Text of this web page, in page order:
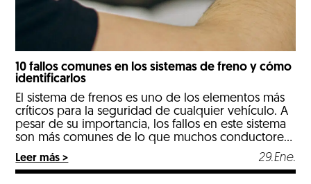
10 fallos comunes en los sistemas de freno y cómo
identificarlos
El sistema de frenos es uno de los elementos más
críticos para la seguridad de cualquier vehículo. A
pesar de su importancia, los fallos en este sistema
son más comunes de lo que muchos conductores
podrían imaginar. Identificar estos problemas a
tiempo puede prevenir accidentes y costosas
reparaciones. A continuación, os presentamos diez
Leer más > 29.Ene.